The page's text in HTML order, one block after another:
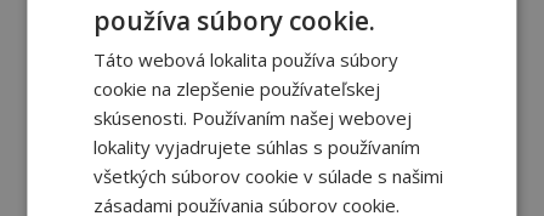
PRIDAŤ RECENZIU
používa súbory cookie.
Táto webová lokalita používa súbory
cookie na zlepšenie používateľskej
skúsenosti. Používaním našej webovej
lokality vyjadrujete súhlas s používaním
všetkých súborov cookie v súlade s našimi
zásadami používania súborov cookie.